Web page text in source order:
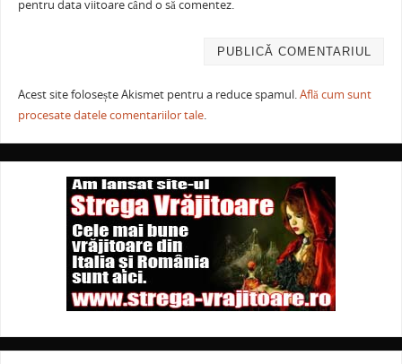
pentru data viitoare când o să comentez.
Acest site folosește Akismet pentru a reduce spamul.Află cum sunt
procesate datele comentariilor tale.